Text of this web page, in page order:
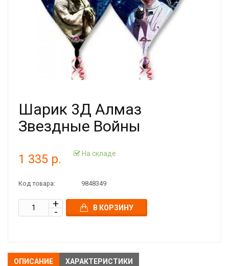
Шарик 3Д Алмаз
Звездные Войны
1 335 р. На складе
Код товара: 9848349
В КОРЗИНУ
ОПИСАНИЕ ХАРАКТЕРИСТИКИ